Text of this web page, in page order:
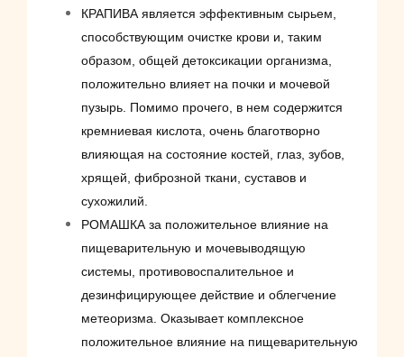
КРАПИВА является эффективным сырьем,
способствующим очистке крови и, таким
образом, общей детоксикации организма,
положительно влияет на почки и мочевой
пузырь. Помимо прочего, в нем содержится
кремниевая кислота, очень благотворно
влияющая на состояние костей, глаз, зубов,
хрящей, фиброзной ткани, суставов и
сухожилий.
РОМАШКА за положительное влияние на
пищеварительную и мочевыводящую
системы, противовоспалительное и
дезинфицирующее действие и облегчение
метеоризма. Оказывает комплексное
положительное влияние на пищеварительную